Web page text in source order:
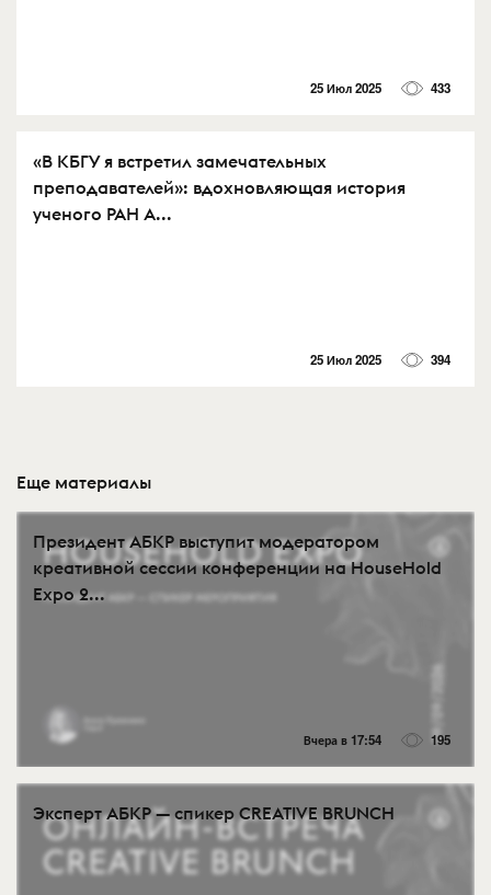
25 Июл 2025 433
«В КБГУ я встретил замечательных
преподавателей»: вдохновляющая история
ученого РАН А...
25 Июл 2025 394
Еще материалы
Президент АБКР выступит модератором
креативной сессии конференции на HouseHold
Expo 2...
Вчера в 17:54 195
Эксперт АБКР — спикер CREATIVE BRUNCH